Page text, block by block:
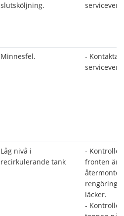
slutsköljning.
Minnesfel.
- Kontakta
Låg nivå i
recirkulerande tank
-
fronten är
rengöring
läcker.
-